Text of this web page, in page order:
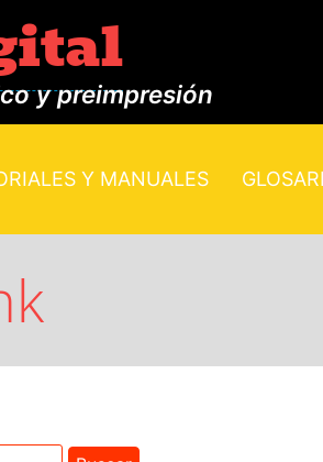
y preimpresión
Y MANUALES